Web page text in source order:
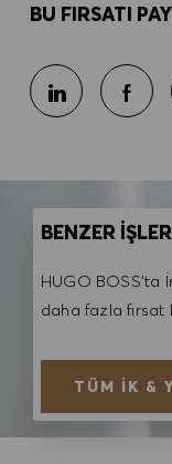
BU FIRSATI
LinkedIn
BENZER
HUGO BOSS'ta
daha fazla fırsat
TÜM İK &